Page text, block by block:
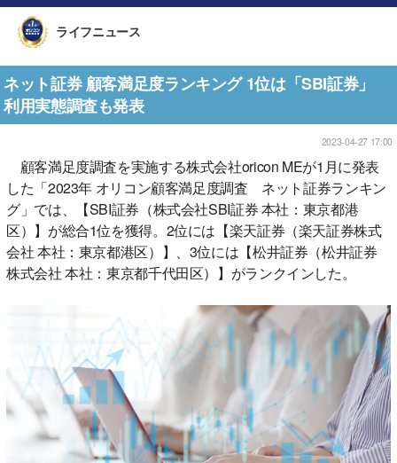
ライフニュース
ネット証券 顧客満足度ランキング 1位は「SBI証券」
利用実態調査も発表
2023-04-27 17:00
顧客満足度調査を実施する株式会社oricon MEが1月に発表
した「2023年 オリコン顧客満足度調査 ネット証券ランキン
グ」では、【SBI証券（株式会社SBI証券 本社：東京都港
区）】が総合1位を獲得。2位には【楽天証券（楽天証券株式
会社 本社：東京都港区）】、3位には【松井証券（松井証券
株式会社 本社：東京都千代田区）】がランクインした。